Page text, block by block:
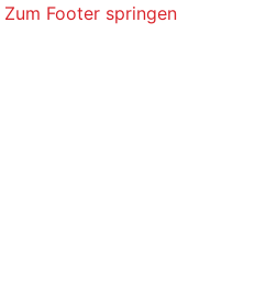
Zum Footer springen